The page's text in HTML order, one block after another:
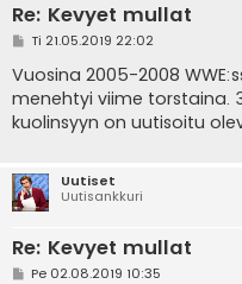
Re: Kevyet mullat
V
e
s
t
i
Ti 21.05.2019 22:02
Vuosina 2005-2008
menehtyi viime torstaina.
kuolinsyyn on uutisoitu
Uutiset
Uutisankkuri
Re: Kevyet mullat
VPe 02.08.2019 10:35